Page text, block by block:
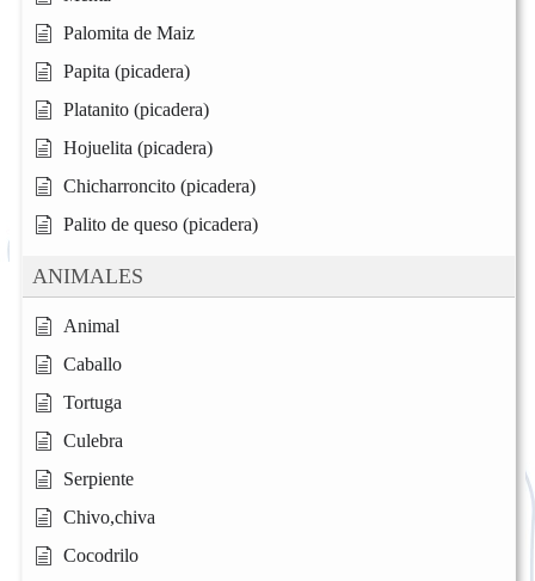
Palomita de Maiz
Papita (picadera)
Platanito (picadera)
Hojuelita (picadera)
Chicharroncito (picadera)
Palito de queso (picadera)
ANIMALES
Animal
Caballo
Tortuga
Culebra
Serpiente
Chivo,chiva
Cocodrilo